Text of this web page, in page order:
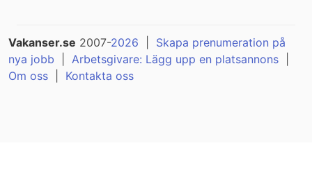
Vakanser.se 2007-2026
Skapa prenumeration på
nya jobb
Arbetsgivare: Lägg upp en platsannons
Om oss
Kontakta oss